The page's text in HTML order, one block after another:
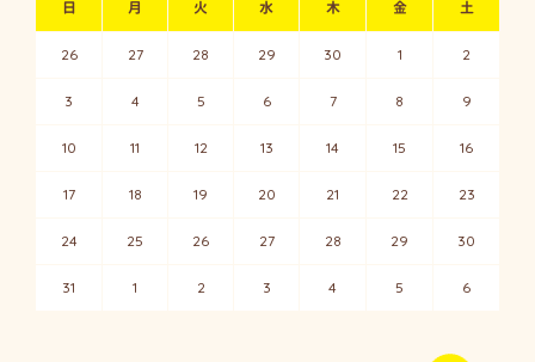
日 月 火 水 木 金 土
26 27 28 29 30 1 2
3 4 5 6 7 8 9
10 11 12 13 14 15 16
17 18 19 20 21 22 23
24 25 26 27 28 29 30
31 1 2 3 4 5 6